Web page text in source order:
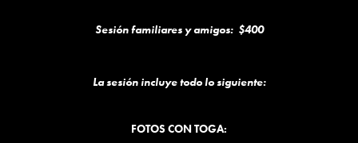
Sesión familiares y amigos: $400
La sesión incluye todo lo siguiente:
FOTOS CON TOGA: